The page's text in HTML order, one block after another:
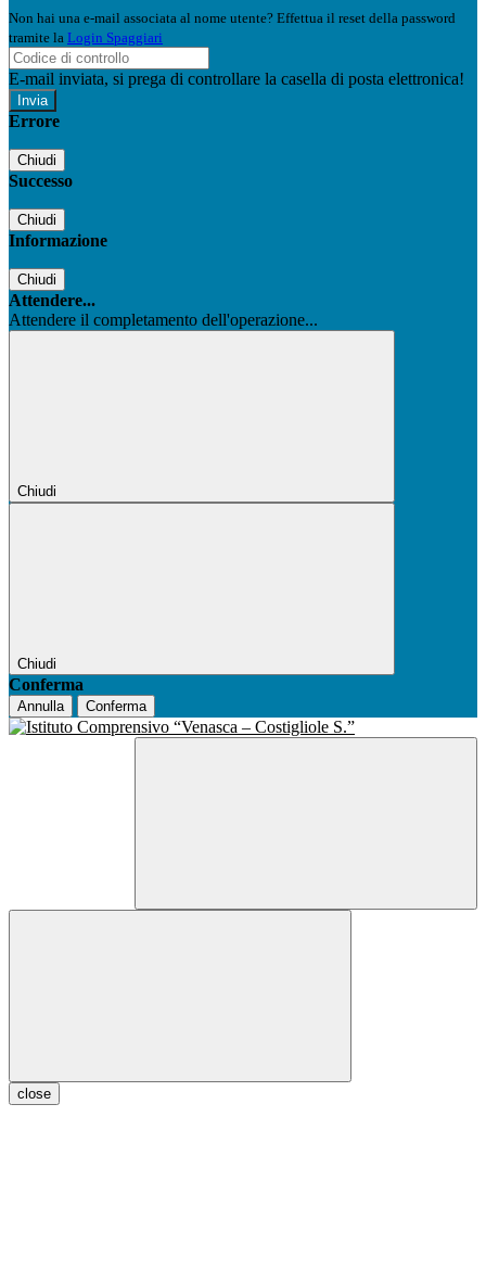
Non hai una e-mail associata al nome utente? Effettua il reset della password
tramite la Login Spaggiari
E-mail inviata, si prega di controllare la casella di posta elettronica!
Errore
Chiudi
Successo
Chiudi
Informazione
Chiudi
Attendere...
Attendere il completamento dell'operazione...
Chiudi
Chiudi
Conferma
Annulla Conferma
close